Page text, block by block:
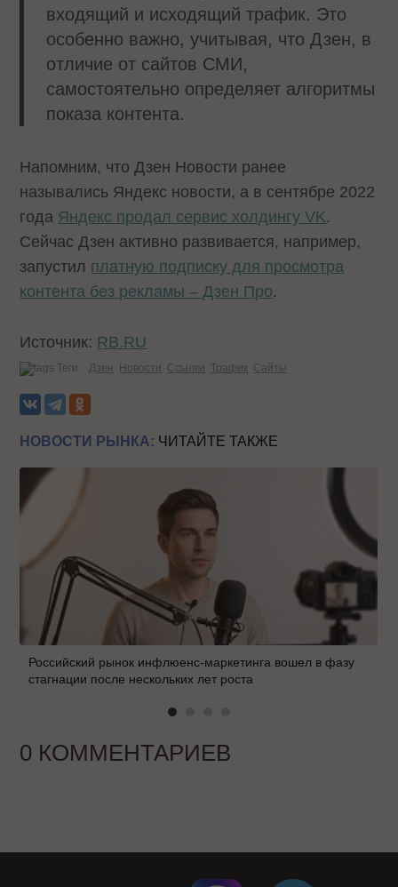
входящий и исходящий трафик. Это
особенно важно, учитывая, что Дзен, в
отличие от сайтов СМИ,
самостоятельно определяет алгоритмы
показа контента.
Напомним, что Дзен Новости ранее
назывались Яндекс новости, а в сентябре 2022
года Яндекс продал сервис холдингу VK.
Сейчас Дзен активно развивается, например,
запустил платную подписку для просмотра
контента без рекламы – Дзен Про.
Источник: RB.RU
Теги: Дзен Новости Ссылки Трафик Сайты
НОВОСТИ РЫНКА: ЧИТАЙТЕ ТАКЖЕ
Российский рынок инфлюенс-маркетинга вошел в фазу
стагнации после нескольких лет роста
0 КОММЕНТАРИЕВ